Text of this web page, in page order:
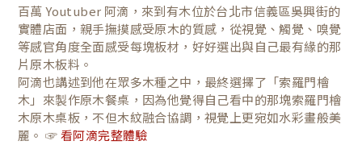
百萬 Youtuber 阿滴，來到有木位於台北市信義區吳興街的
實體店面，親手撫摸感受原木的質感，從視覺、觸覺、嗅覺
等感官角度全面感受每塊板材，好好選出與自己最有緣的那
片原木板料。
阿滴也講述到他在眾多木種之中，最終選擇了「索羅門檜
木」來製作原木餐桌，因為他覺得自己看中的那塊索羅門檜
木原木桌板，不但木紋融合協調，視覺上更宛如水彩畫般美
麗。 ☞ 看阿滴完整體驗